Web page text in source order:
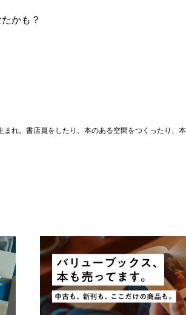
かも？
れ。書店員をしたり、本のある空間をつくったり、